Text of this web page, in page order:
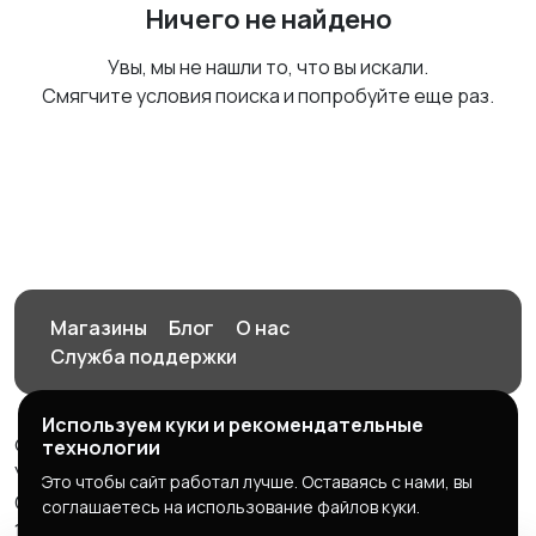
Ничего не найдено
Увы, мы не нашли то, что вы искали.
Смягчите условия поиска и попробуйте еще раз.
Магазины Блог
О нас
Служба поддержки
© 2026 Орен-АЙ - Авто | Недвижимость | Работа |
Услуги
Создал Карусов Е.С ООО "ЦПК" ИНН 5609203278 ОГРН
Используем куки и рекомендательные
технологии
Это чтобы сайт работал лучше. Оставаясь с нами, вы
соглашаетесь на использование файлов куки.